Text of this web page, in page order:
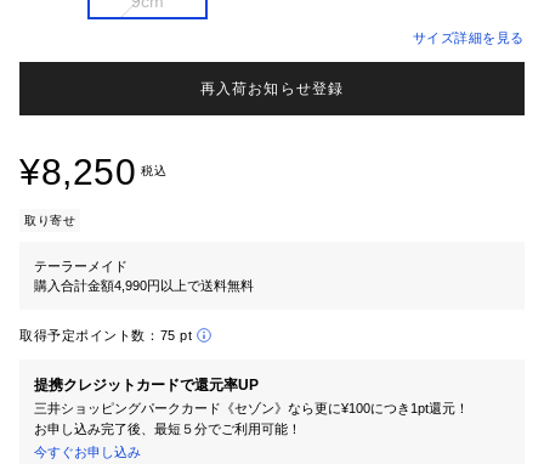
サイズ詳細を見る
再入荷お知らせ登録
¥8,250 税込
取り寄せ
テーラーメイド
購入合計金額4,990円以上で送料無料
取得予定ポイント数： 75 pt
提携クレジットカードで還元率UP
三井ショッピングパークカード《セゾン》なら更に¥100につき1pt還元！
お申し込み完了後、最短５分でご利用可能！
今すぐお申し込み